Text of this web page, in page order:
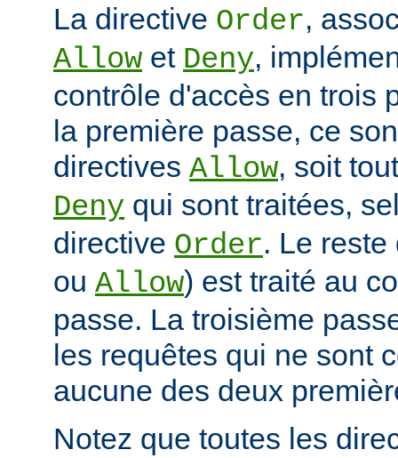
La directive Order,
Allow et Deny,
contrôle d'accès en trois
la première passe, ce
directives Allow, soit
Deny qui sont traitées,
directive Order. Le
ou Allow) est traité au
passe. La troisième
les requêtes qui ne sont
aucune des deux
Notez que toutes les